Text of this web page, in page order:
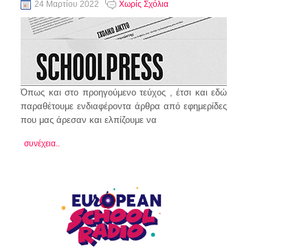
24 Μαρτίου 2022 Χωρίς Σχόλια
Όπως και στο προηγούμενο τεύχος , έτσι και εδώ
παραθέτουμε ενδιαφέροντα άρθρα από εφημερίδες
που μας άρεσαν και ελπίζουμε να
συνέχεια..